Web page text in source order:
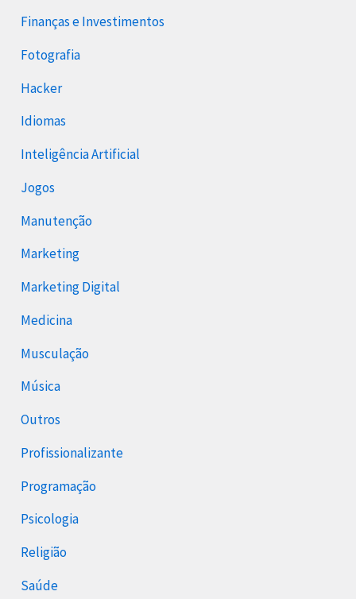
Finanças e Investimentos
Fotografia
Hacker
Idiomas
Inteligência Artificial
Jogos
Manutenção
Marketing
Marketing Digital
Medicina
Musculação
Música
Outros
Profissionalizante
Programação
Psicologia
Religião
Saúde